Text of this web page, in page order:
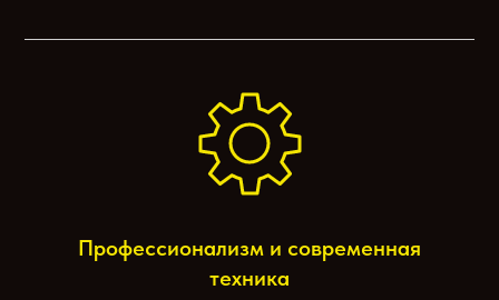
Профессионализм и современная
техника